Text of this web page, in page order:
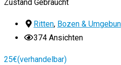
Zustand Gebraucht
Ritten, Bozen &
374 Ansichten
25€(verhandelbar)